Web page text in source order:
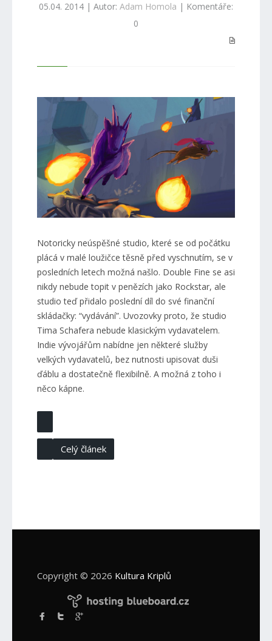
05.04. 2014 | Autor: Adam Homola | Komentáře:
0
Notoricky neúspěšné studio, které se od počátku
plácá v malé loužičce těsně před vyschnutím, se v
posledních letech možná našlo. Double Fine se asi
nikdy nebude topit v penězích jako Rockstar, ale
studio teď přidalo poslední díl do své finanční
skládačky: “vydávání”. Uvozovky proto, že studio
Tima Schafera nebude klasickým vydavatelem.
Indie vývojářům nabídne jen některé služby
velkých vydavatelů, bez nutnosti upisovat duši
ďáblu a dostatečně flexibilně. A možná z toho i
něco kápne.
Celý článek
Copyright © 2026 Kultura Kriplů